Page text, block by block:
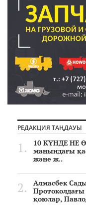
РЕДАКЦИЯ ТАҢДАУЫ
10 КҮНДЕ НЕ
маңындағы
және ж..
Алмасбек
Протоколдағы
қоюлар,